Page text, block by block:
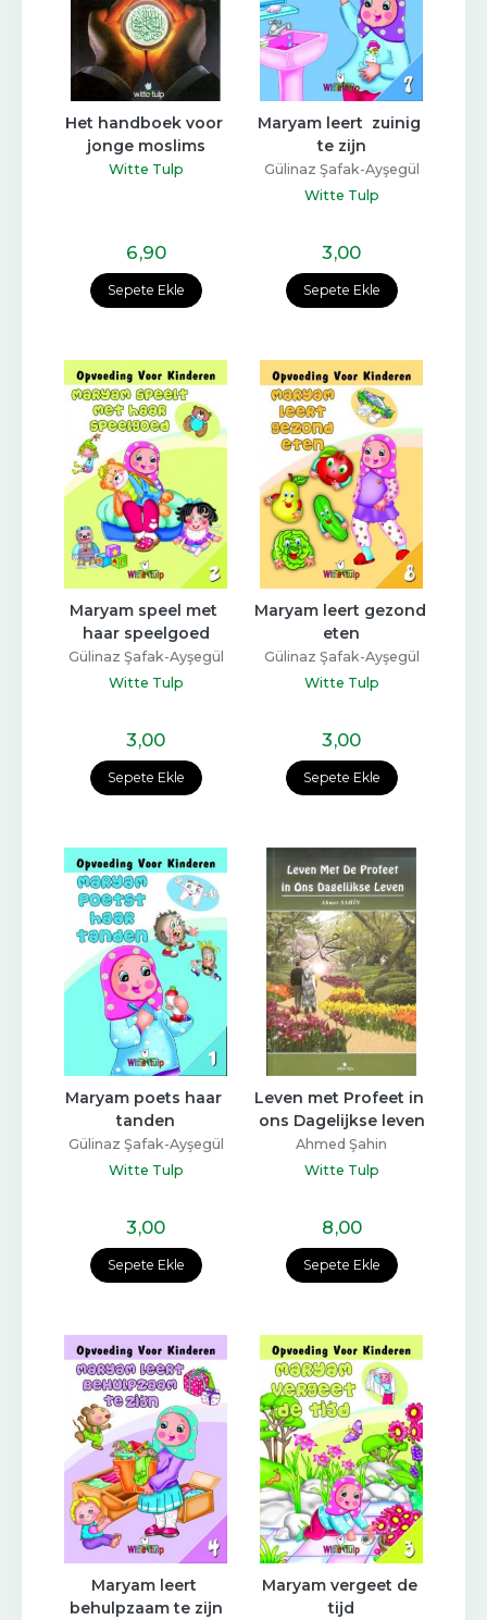
Sepete Ekle
Het handboek voor
jonge moslims
Witte Tulp
6,90
Sepete Ekle
Maryam leert  zuinig
te zijn
Gülinaz Şafak-Ayşegül
Coşkun
Witte Tulp
3,00
Sepete Ekle
Maryam speel met
haar speelgoed
Gülinaz Şafak-Ayşegül
Coşkun
Witte Tulp
3,00
Sepete Ekle
Maryam leert gezond
eten
Gülinaz Şafak-Ayşegül
Coşkun
Witte Tulp
3,00
Sepete Ekle
Maryam poets haar
tanden
Gülinaz Şafak-Ayşegül
Coşkun
Witte Tulp
3,00
Sepete Ekle
Leven met Profeet in
ons Dagelijkse leven
Ahmed Şahin
Witte Tulp
8,00
Maryam leert
behulpzaam te zijn
Maryam vergeet de
tijd